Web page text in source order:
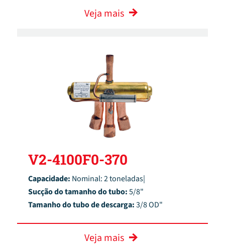
Veja mais
V2-4100F0-370
Capacidade: Nominal: 2 toneladas|
Sucção do tamanho do tubo:5/8"
Tamanho do tubo de descarga:3/8 OD"
Veja mais